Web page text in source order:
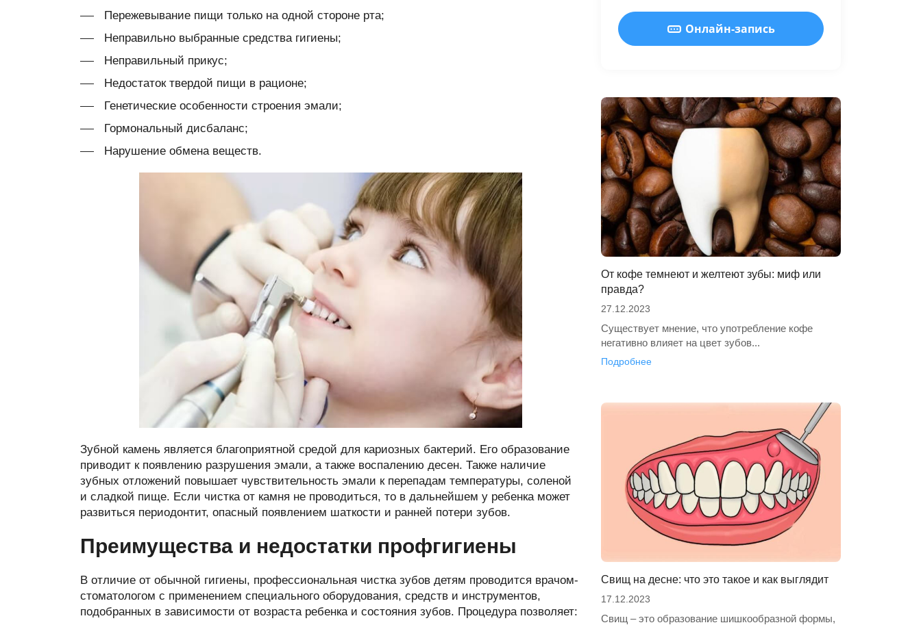
Пережевывание пищи только на одной стороне рта;
Неправильно выбранные средства гигиены;
Неправильный прикус;
Недостаток твердой пищи в рационе;
Генетические особенности строения эмали;
Гормональный дисбаланс;
Нарушение обмена веществ.
Зубной камень является благоприятной средой для кариозных бактерий. Его образование
приводит к появлению разрушения эмали, а также воспалению десен. Также наличие
зубных отложений повышает чувствительность эмали к перепадам температуры, соленой
и сладкой пище. Если чистка от камня не проводиться, то в дальнейшем у ребенка может
развиться периодонтит, опасный появлением шаткости и ранней потери зубов.
Преимущества и недостатки профгигиены
В отличие от обычной гигиены, профессиональная чистка зубов детям проводится врачом-
стоматологом с применением специального оборудования, средств и инструментов,
подобранных в зависимости от возраста ребенка и состояния зубов. Процедура позволяет:
Онлайн-запись
От кофе темнеют и желтеют зубы: миф или
правда?
27.12.2023
Существует мнение, что употребление кофе
негативно влияет на цвет зубов...
Подробнее
Свищ на десне: что это такое и как выглядит
17.12.2023
Свищ – это образование шишкообразной формы,